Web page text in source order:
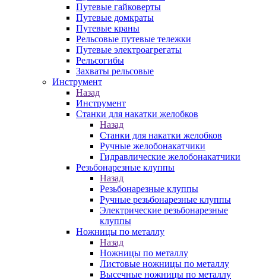
Путевые гайковерты
Путевые домкраты
Путевые краны
Рельсовые путевые тележки
Путевые электроагрегаты
Рельсогибы
Захваты рельсовые
Инструмент
Назад
Инструмент
Станки для накатки желобков
Назад
Станки для накатки желобков
Ручные желобонакатчики
Гидравлические желобонакатчики
Резьбонарезные клуппы
Назад
Резьбонарезные клуппы
Ручные резьбонарезные клуппы
Электрические резьбонарезные
клуппы
Ножницы по металлу
Назад
Ножницы по металлу
Листовые ножницы по металлу
Высечные ножницы по металлу